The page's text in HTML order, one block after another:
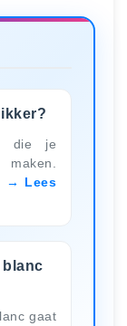
die je
Lees
blanc
gaat